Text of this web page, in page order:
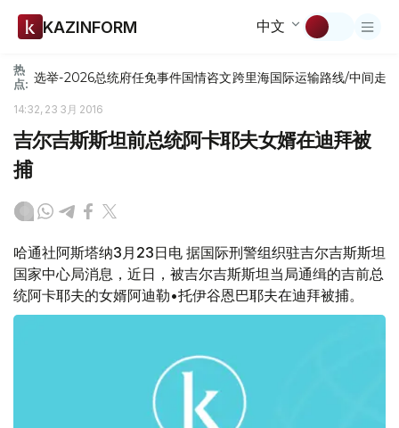
KAZINFORM 中文
热
点: 选举-2026总统府任免事件国情咨文跨里海国际运输路线/中间走廊
14:32, 23 3月 2016
吉尔吉斯斯坦前总统阿卡耶夫女婿在迪拜被
捕
哈通社阿斯塔纳3月23日电 据国际刑警组织驻吉尔吉斯斯坦
国家中心局消息，近日，被吉尔吉斯斯坦当局通缉的吉前总
统阿卡耶夫的女婿阿迪勒•托伊谷恩巴耶夫在迪拜被捕。